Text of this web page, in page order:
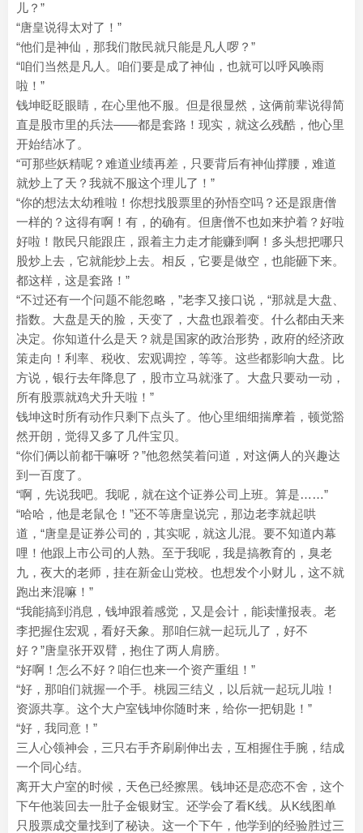
儿？”
“唐皇说得太对了！”
“他们是神仙，那我们散民就只能是凡人啰？”
“咱们当然是凡人。咱们要是成了神仙，也就可以呼风唤雨
啦！”
钱坤眨眨眼睛，在心里他不服。但是很显然，这俩前辈说得简
直是股市里的兵法——都是套路！现实，就这么残酷，他心里
开始结冰了。
“可那些妖精呢？难道业绩再差，只要背后有神仙撑腰，难道
就炒上了天？我就不服这个理儿了！”
“你的想法太幼稚啦！你想找股票里的孙悟空吗？还是跟唐僧
一样的？这得有啊！有，的确有。但唐僧不也如来护着？好啦
好啦！散民只能跟庄，跟着主力走才能赚到啊！多头想把哪只
股炒上去，它就能炒上去。相反，它要是做空，也能砸下来。
都这样，这是套路！”
“不过还有一个问题不能忽略，”老李又接口说，“那就是大盘、
指数。大盘是天的脸，天变了，大盘也跟着变。什么都由天来
决定。你知道什么是天？就是国家的政治形势，政府的经济政
策走向！利率、税收、宏观调控，等等。这些都影响大盘。比
方说，银行去年降息了，股市立马就涨了。大盘只要动一动，
所有股票就鸡犬升天啦！”
钱坤这时所有动作只剩下点头了。他心里细细揣摩着，顿觉豁
然开朗，觉得又多了几件宝贝。
“你们俩以前都干嘛呀？”他忽然笑着问道，对这俩人的兴趣达
到一百度了。
“啊，先说我吧。我呢，就在这个证券公司上班。算是……”
“哈哈，他是老鼠仓！”还不等唐皇说完，那边老李就起哄
道，“唐皇是证券公司的，其实呢，就这儿混。要不知道内幕
哩！他跟上市公司的人熟。至于我呢，我是搞教育的，臭老
九，夜大的老师，挂在新金山党校。也想发个小财儿，这不就
跑出来混嘛！”
“我能搞到消息，钱坤跟着感觉，又是会计，能读懂报表。老
李把握住宏观，看好天象。那咱仨就一起玩儿了，好不
好？”唐皇张开双臂，抱住了两人肩膀。
“好啊！怎么不好？咱仨也来一个资产重组！”
“好，那咱们就握一个手。桃园三结义，以后就一起玩儿啦！
资源共享。这个大户室钱坤你随时来，给你一把钥匙！”
“好，我同意！”
三人心领神会，三只右手齐刷刷伸出去，互相握住手腕，结成
一个同心结。
离开大户室的时候，天色已经擦黑。钱坤还是恋恋不舍，这个
下午他装回去一肚子金银财宝。还学会了看K线。从K线图单
只股票成交量找到了秘诀。这一个下午，他学到的经验胜过三